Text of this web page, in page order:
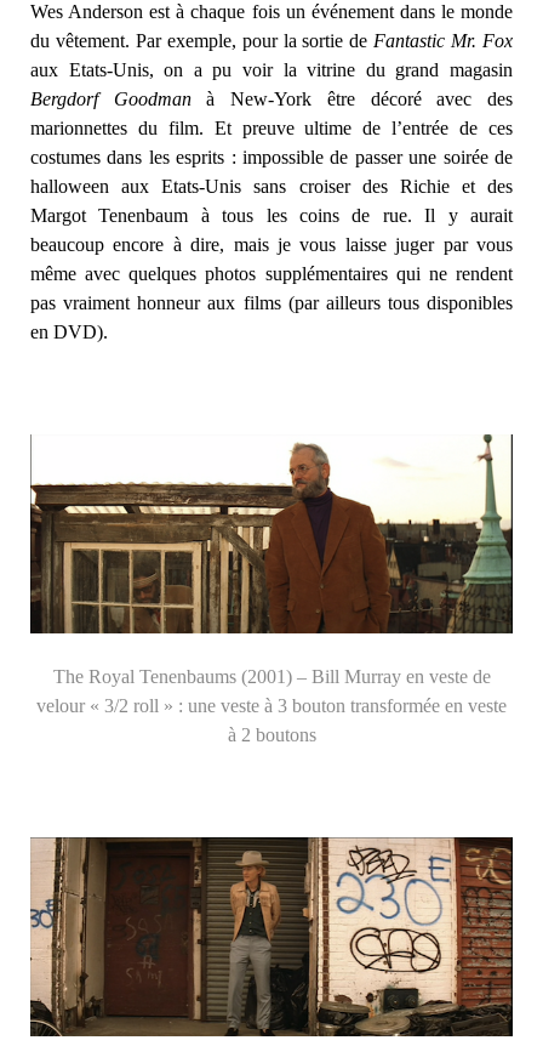
Wes Anderson est à chaque fois un événement dans le monde
du vêtement. Par exemple, pour la sortie deFantastic Mr. Fox
aux Etats-Unis, on a pu voir la vitrine du grand magasin
Bergdorf Goodmanà New-York être décoré avec des
marionnettes du film. Et preuve ultime de l’entrée de ces
costumes dans les esprits : impossible de passer une soirée de
halloween aux Etats-Unis sans croiser des Richie et des
Margot Tenenbaum à tous les coins de rue. Il y aurait
beaucoup encore à dire, mais je vous laisse juger par vous
même avec quelques photos supplémentaires qui ne rendent
pas vraiment honneur aux films (par ailleurs tous disponibles
en DVD).
The Royal Tenenbaums (2001) – Bill Murray en veste de
velour « 3/2 roll » : une veste à 3 bouton transformée en veste
à 2 boutons